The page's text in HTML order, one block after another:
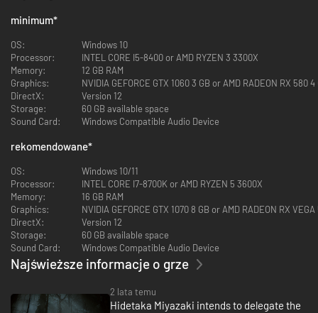
Pakiet Premium zawiera następujące materiały:
• ELDEN RING – Dodatek „Shadow of the Erdtree”
• ELDEN RING – Album z grafikami i ścieżka dźwiękowa „Shadow of the
Erdtree”
Golden Joystick Awards Ultimate Game of the Year, ELDEN RING to
fantasy. Gracze wyruszą na epicką przygodę, w której mogą swobodnie
eksplorować świat i działać we własnym tempie.
Dodatek Shadow of the Erdtree wprowadza zupełnie nową opowieść,
której akcja rozgrywa się w krainie cienia, pełnej tajemnic,
niebezpiecznych lochów, a także nowych wrogów, broni i wyposażenia.
Odkrywaj nieznane ziemie, walcz z wymagającymi przeciwnikami i
między postaciami, gdzie przeplatają się intrygi i dramaty, tworząc
wciągającą opowieść, której śledzenie przyniesie ci wielką satysfakcję.
minimum*
OS:
Windows 10
Processor:
INTEL CORE I5-8400 or AMD RYZEN 3 3300X
Memory:
12 GB RAM
Graphics:
NVIDIA GEFORCE GTX 1060 3 GB or AMD RADEON RX 580 4
DirectX:
Version 12
Storage:
60 GB available space
Sound Card:
Windows Compatible Audio Device
rekomendowane*
OS:
Windows 10/11
Processor:
INTEL CORE I7-8700K or AMD RYZEN 5 3600X
Memory:
16 GB RAM
Graphics:
NVIDIA GEFORCE GTX 1070 8 GB or AMD RADEON RX
DirectX:
Version 12
Storage:
60 GB available space
Sound Card:
Windows Compatible Audio Device
Additional Notes:
Najświeższe informacje o grze
2 lata temu
Hidetaka Miyazaki intends to delegate the